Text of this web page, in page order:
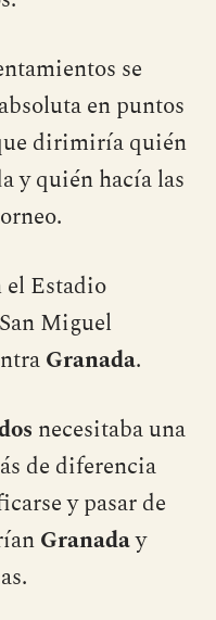
se
en puntos
dirimiría quién
y quién hacía las
Estadio
Miguel
Granada.
necesitaba una
de diferencia
y pasar de
Granaday